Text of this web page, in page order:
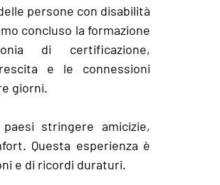
persone con disabilità
concluso la formazione
di certificazione,
e le connessioni
giorni.
stringere amicizie,
Questa esperienza è
e di ricordi duraturi.